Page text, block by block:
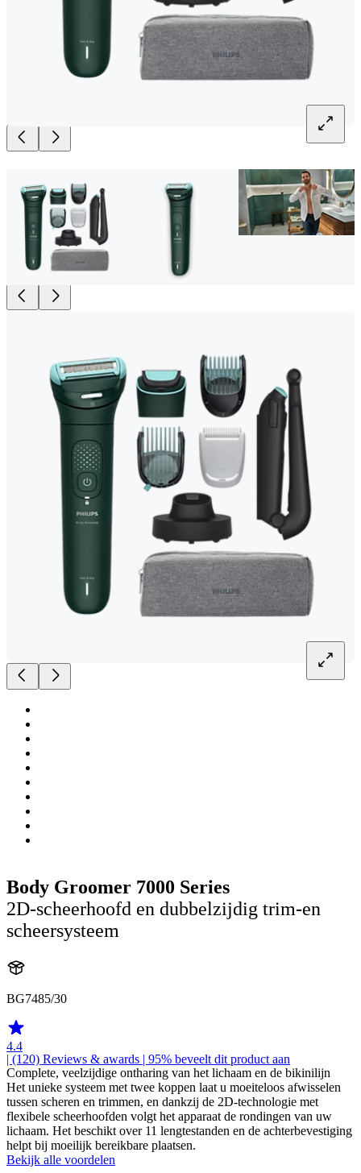
Body Groomer 7000 Series
2D-scheerhoofd en dubbelzijdig trim-en
scheersysteem
BG7485/30
4.4
| (120) Reviews & awards | 95% beveelt dit product aan
Complete, veelzijdige ontharing van het lichaam en de bikinilijn
Het unieke systeem met twee koppen laat u moeiteloos afwisselen
tussen scheren en trimmen, en dankzij de 2D-technologie met
flexibele scheerhoofden volgt het apparaat de rondingen van uw
lichaam. Het beschikt over 11 lengtestanden en de achterbevestiging
helpt bij moeilijk bereikbare plaatsen.
Bekijk alle voordelen